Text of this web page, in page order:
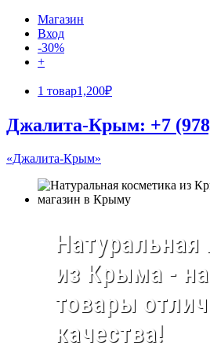
Магазин
Вход
-30%
+
1 товар1,200₽
Джалита-Крым: +7
«Джалита-Крым»
Натуральная
из Крыма -
товары
качества!